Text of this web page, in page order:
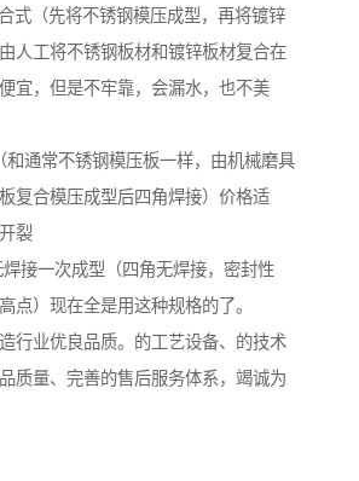
式（先将不锈钢模压成型，再将镀锌
人工将不锈钢板材和镀锌板材复合在
宜，但是不牢靠，会漏水，也不美
和通常不锈钢模压板一样，由机械磨具
复合模压成型后四角焊接）价格适
裂
接一次成型（四角无焊接，密封性
点）现在全是用这种规格的了。
行业优良品质。的工艺设备、的技术
质量、完善的售后服务体系，竭诚为